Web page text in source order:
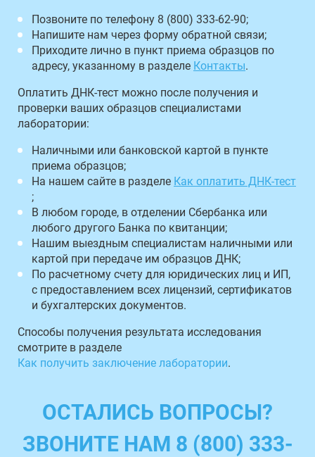
Позвоните по телефону 8 (800) 333-62-90;
Напишите нам через форму обратной связи;
Приходите лично в пункт приема образцов по
адресу, указанному в разделе Контакты.
Оплатить ДНК-тест можно после получения и
проверки ваших образцов специалистами
лаборатории:
Наличными или банковской картой в пункте
приема образцов;
На нашем сайте в разделе Как оплатить ДНК-тест
;
В любом городе, в отделении Сбербанка или
любого другого Банка по квитанции;
Нашим выездным специалистам наличными или
картой при передаче им образцов ДНК;
По расчетному счету для юридических лиц и ИП,
с предоставлением всех лицензий, сертификатов
и бухгалтерских документов.
Способы получения результата исследования
смотрите в разделе
Как получить заключение лаборатории.
ОСТАЛИСЬ ВОПРОСЫ?
ЗВОНИТЕ НАМ 8 (800) 333-